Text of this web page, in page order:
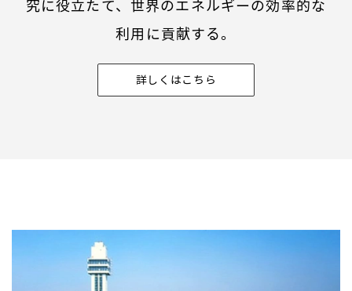
究に役立たて、世界のエネルギーの効率的な
利用に貢献する。
詳しくはこちら